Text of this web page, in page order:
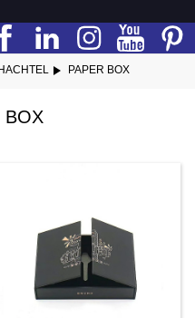
PAPER BOX
BOX